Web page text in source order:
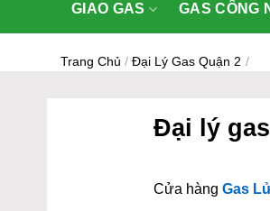
GIAO GAS GAS CÔNG
Trang Chủ / Đại Lý Gas Quận 2 /
Đại lý
Cửa hàngGas